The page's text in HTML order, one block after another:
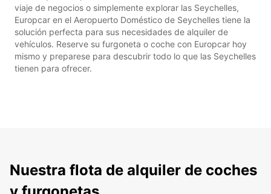
viaje de negocios o simplemente explorar las Seychelles,
Europcar en el Aeropuerto Doméstico de Seychelles tiene la
solución perfecta para sus necesidades de alquiler de
vehículos. Reserve su furgoneta o coche con Europcar hoy
mismo y preparese para descubrir todo lo que las Seychelles
tienen para ofrecer.
Nuestra flota de alquiler de coches